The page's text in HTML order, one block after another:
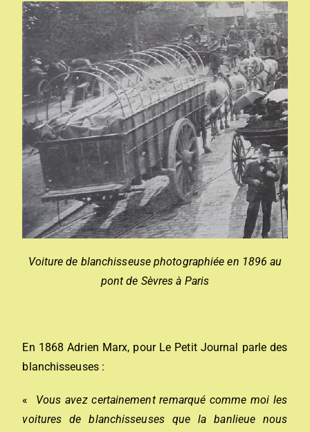
Voiture de blanchisseuse photographiée en 1896 au
pont de Sèvres à Paris
En 1868 Adrien Marx, pour Le Petit Journal parle des
blanchisseuses :
« Vous avez certainement remarqué comme moi les
voitures de blanchisseuses que la banlieue nous